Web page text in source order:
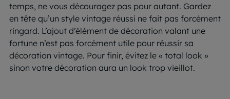
temps, ne vous découragez pas pour autant. Gardez
en tête qu’un style vintage réussi ne fait pas forcément
ringard. L’ajout d’élément de décoration valant une
fortune n’est pas forcément utile pour réussir sa
décoration vintage. Pour finir, évitez le « total look »
sinon votre décoration aura un look trop vieillot.